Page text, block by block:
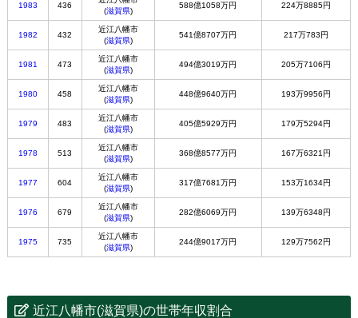
1983 436
(滋賀県)
588億1058万円 224万8885円
1982 432
近江八幡市
(滋賀県)
541億8707万円 217万783円
1981 473
近江八幡市
(滋賀県)
494億3019万円 205万7106円
1980 458
近江八幡市
(滋賀県)
448億9640万円 193万9956円
1979 483
近江八幡市
(滋賀県)
405億5929万円 179万5294円
1978 513
近江八幡市
(滋賀県)
368億8577万円 167万6321円
1977 604
近江八幡市
(滋賀県)
317億7681万円 153万1634円
1976 679
近江八幡市
(滋賀県)
282億6069万円 139万6348円
1975 735
近江八幡市
(滋賀県)
244億9017万円 129万7562円
近江八幡市(滋賀県)の世帯年収割合